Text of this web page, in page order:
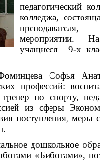
педагогический
колледжа,
мероприятии.
учащиеся 9-х
Софья
профессий:
по спорту,
из сферы
поступления, меры
дошкольное
«Биботами»,